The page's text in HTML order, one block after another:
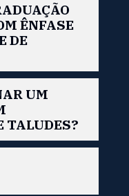
ÊNFASE
DE
continuada
ramo de
demais
e de
o
atividades de
UM
TALUDES?
geotécnicas,
de